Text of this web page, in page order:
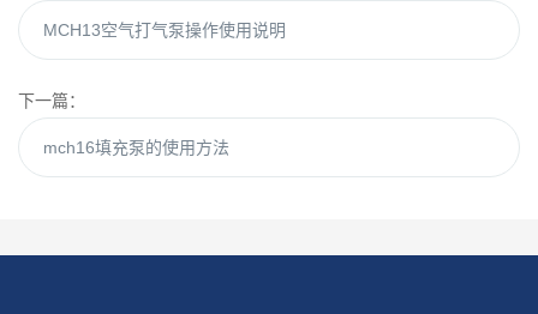
MCH13空气打气泵操作使用说明
下一篇：
mch16填充泵的使用方法